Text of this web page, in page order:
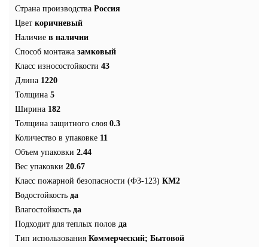
Страна производства Россия
Цвет коричневый
Наличие в наличии
Способ монтажа замковый
Класс износостойкости 43
Длина 1220
Толщина 5
Ширина 182
Толщина защитного слоя 0.3
Количество в упаковке 11
Объем упаковки 2.44
Вес упаковки 20.67
Класс пожарной безопасности (ФЗ-123) КМ2
Водостойкость да
Влагостойкость да
Подходит для теплых полов да
Тип использования Коммерческий; Бытовой